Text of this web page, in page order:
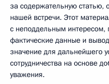
за содержательную статью,
нашей встречи. Этот
с неподдельным
фактические данные и
значение для дальнейшего
сотрудничества на основе
уважения.